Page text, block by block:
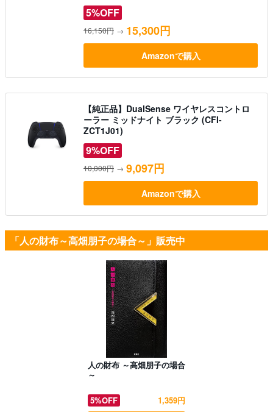
5%OFF
16,150円 → 15,300円
Amazonで購入
【純正品】DualSense ワイヤレスコントロ
ーラー ミッドナイト ブラック (CFI-
ZCT1J01)
9%OFF
10,000円 → 9,097円
Amazonで購入
「人の財布～高畑朋子の場合～」販売中
人の財布 ～高畑朋子の場合
～
5%OFF
1,359円